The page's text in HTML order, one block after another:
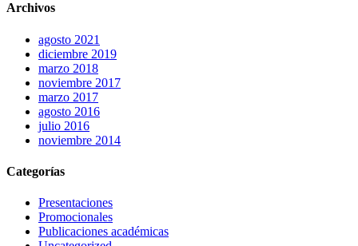
Archivos
agosto 2021
diciembre 2019
marzo 2018
noviembre 2017
marzo 2017
agosto 2016
julio 2016
noviembre 2014
Categorías
Presentaciones
Promocionales
Publicaciones académicas